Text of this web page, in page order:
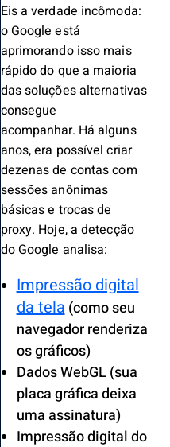
Eis a verdade incômoda:
o Google está
aprimorando isso mais
rápido do que a maioria
das soluções alternativas
consegue
acompanhar. Há alguns
anos, era possível criar
dezenas de contas com
sessões anônimas
básicas e trocas de
proxy. Hoje, a detecção
do Google analisa:
Impressão digital
da tela(como seu
navegador renderiza
os gráficos)
Dados WebGL (sua
placa gráfica deixa
uma assinatura)
Impressão digital do